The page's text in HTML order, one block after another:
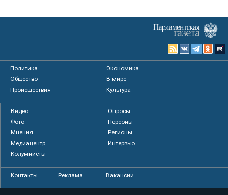
Политика
Экономика
Общество
В мире
Происшествия
Культура
Видео
Опросы
Фото
Персоны
Мнения
Регионы
Медиацентр
Интервью
Колумнисты
Контакты Реклама Вакансии